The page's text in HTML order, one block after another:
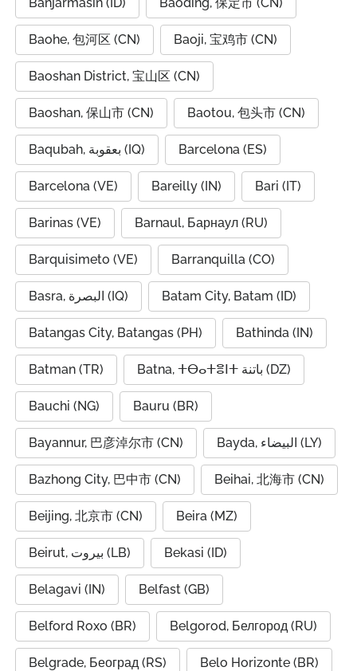
Baohe, 包河区 (CN) Baoji, 宝鸡市 (CN)
Baoshan District, 宝山区 (CN)
Baoshan, 保山市 (CN) Baotou, 包头市 (CN)
Baqubah, بعقوبة (IQ) Barcelona (ES)
Barcelona (VE) Bareilly (IN) Bari (IT)
Barinas (VE) Barnaul, Барнаул (RU)
Barquisimeto (VE) Barranquilla (CO)
Basra, البصرة (IQ) Batam City, Batam (ID)
Batangas City, Batangas (PH) Bathinda (IN)
Batman (TR) Batna, ⵜⴱⴰⵜⴻⵏⵜ باتنة (DZ)
Bauchi (NG) Bauru (BR)
Bayannur, 巴彦淖尔市 (CN) Bayda, البيضاء (LY)
Bazhong City, 巴中市 (CN) Beihai, 北海市 (CN)
Beijing, 北京市 (CN) Beira (MZ)
Beirut, بيروت (LB) Bekasi (ID)
Belagavi (IN) Belfast (GB)
Belford Roxo (BR) Belgorod, Белгород (RU)
Belgrade, Београд (RS) Belo Horizonte (BR)